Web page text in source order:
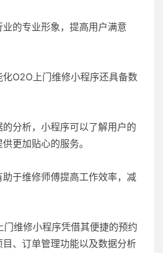
的专业形象，提高用户满意
O2O上门维修小程序还具备数
分析，小程序可以了解用户的
更加贴心的服务。
于维修师傅提高工作效率，减
门维修小程序凭借其便捷的预约
、订单管理功能以及数据分析